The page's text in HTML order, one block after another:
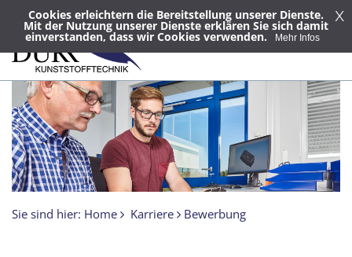
Sie sind hier: Home Karriere Bewerbung
Cookies erleichtern die Bereitstellung unserer Dienste.
Mit der Nutzung unserer Dienste erklären Sie sich damit
einverstanden, dass wir Cookies verwenden. Mehr Infos
x